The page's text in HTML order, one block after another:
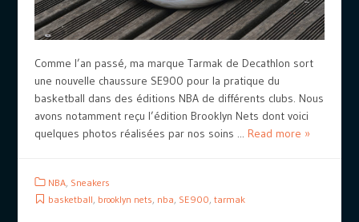
Comme l’an passé, ma marque Tarmak de Decathlon sort
une nouvelle chaussure SE900 pour la pratique du
basketball dans des éditions NBA de différents clubs. Nous
avons notamment reçu l’édition Brooklyn Nets dont voici
quelques photos réalisées par nos soins ... Read more »
NBA, Sneakers
basketball, brooklyn nets, nba, SE900, tarmak